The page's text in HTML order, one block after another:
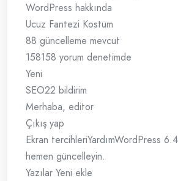
WordPress hakkında
Ucuz Fantezi Kostüm
88 güncelleme mevcut
158158 yorum denetimde
Yeni
SEO22 bildirim
Merhaba, editor
Çıkış yap
Ekran tercihleriYardımWordPress
hemen güncelleyin.
Yazılar Yeni ekle